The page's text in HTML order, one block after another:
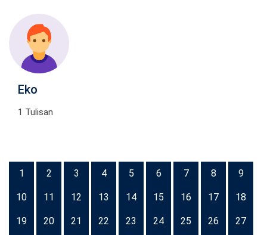
Eko
1 Tulisan
1 2 3 4 5 6 7 8 9
10 11 12 13 14 15 16 17 18
19 20 21 22 23 24 25 26 27